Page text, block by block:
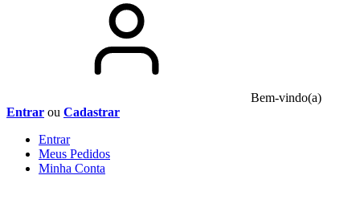
Bem-vindo(a)
Entrar ou Cadastrar
Entrar
Meus Pedidos
Minha Conta